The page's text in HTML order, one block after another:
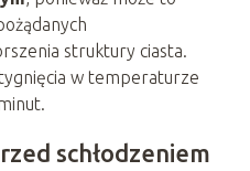
struktury ciasta.
w temperaturze
schłodzeniem